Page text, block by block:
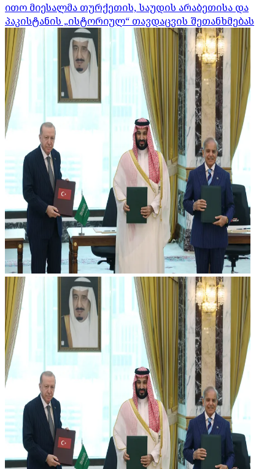
ითო მიესალმა თურქეთის, საუდის არაბეთისა და
პაკისტანის „ისტორიულ“ თავდაცვის შეთანხმებას